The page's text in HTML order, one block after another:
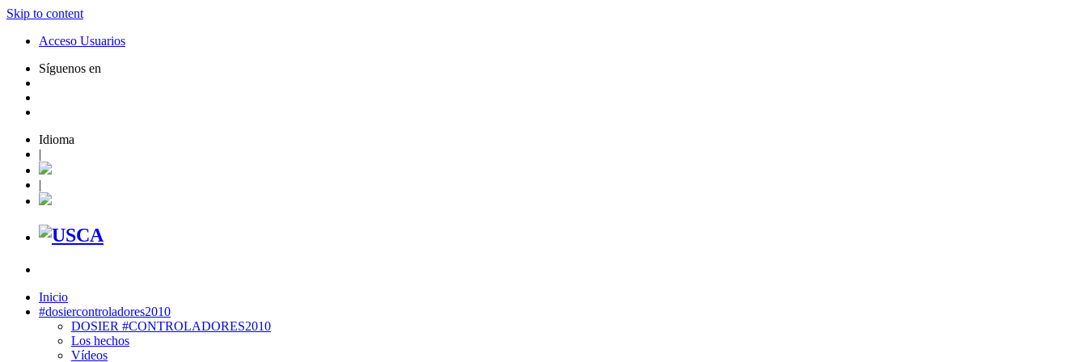
Skip to content
Acceso Usuarios
Síguenos en
Idioma
|
|
Inicio
#dosiercontroladores2010
DOSIER #CONTROLADORES2010
Los hechos
Vídeos